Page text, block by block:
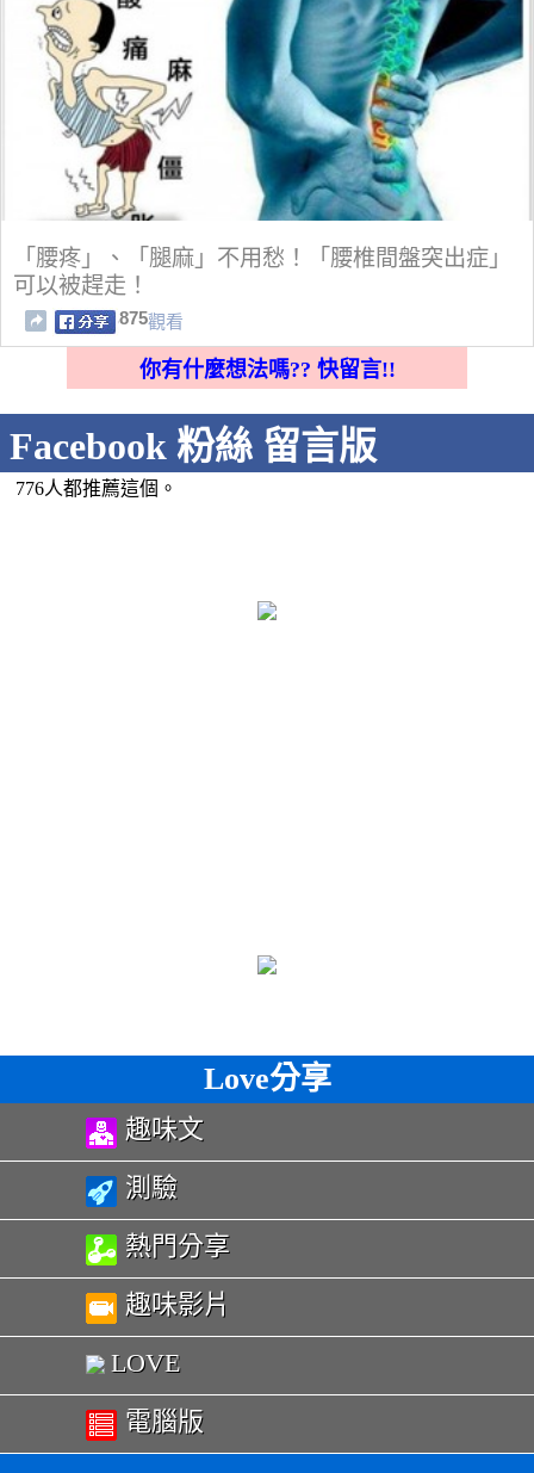
「腰疼」、「腿麻」不用愁！「腰椎間盤突出症」
可以被趕走！
875觀看
你有什麼想法嗎?? 快留言!!
Facebook 粉絲 留言版
776人都推薦這個。
Love分享
趣味文
測驗
熱門分享
趣味影片
LOVE
電腦版